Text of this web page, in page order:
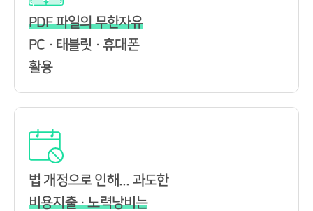
PDF 파일의 무한자유
PC · 태블릿 · 휴대폰
활용
법 개정으로 인해... 과도한
비용지출 · 노력낭비는